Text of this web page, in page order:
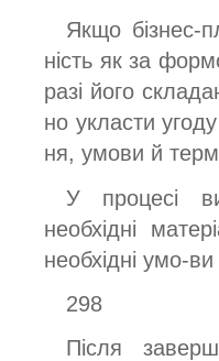
Якщо бізнес-
ність як за
разі його
но укласти
ня, умови й
У процесі
необхідні
необхідні умо-ви
298
Після